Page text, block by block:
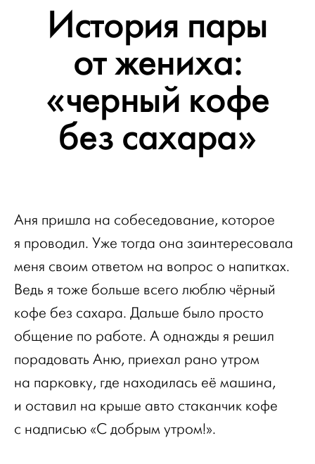
История пары
от жениха:
«черный кофе
без сахара»
Аня пришла на собеседование, которое
я проводил. Уже тогда она заинтересовала
меня своим ответом на вопрос о напитках.
Ведь я тоже больше всего люблю чёрный
кофе без сахара. Дальше было просто
общение по работе. А однажды я решил
порадовать Аню, приехал рано утром
на парковку, где находилась её машина,
и оставил на крыше авто стаканчик кофе
с надписью «С добрым утром!».